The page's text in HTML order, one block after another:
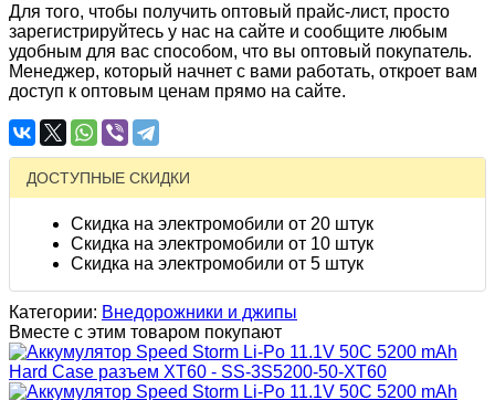
Для того, чтобы получить оптовый прайс-лист, просто
зарегистрируйтесь у нас на сайте и сообщите любым
удобным для вас способом, что вы оптовый покупатель.
Менеджер, который начнет с вами работать, откроет вам
доступ к оптовым ценам прямо на сайте.
ДОСТУПНЫЕ СКИДКИ
Скидка на электромобили от 20 штук
Скидка на электромобили от 10 штук
Скидка на электромобили от 5 штук
Категории: Внедорожники и джипы
Вместе с этим товаром покупают